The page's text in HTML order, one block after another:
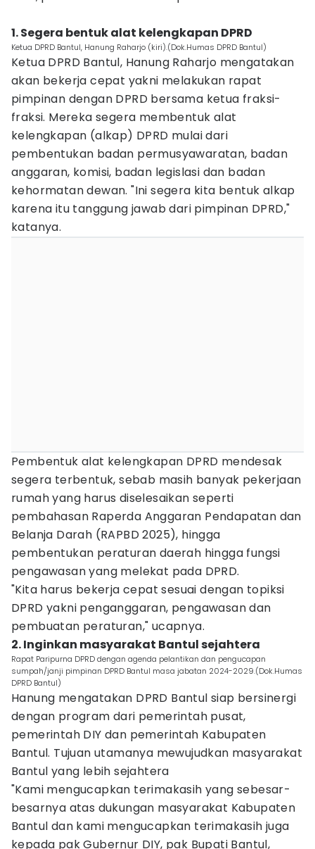
1. Segera bentuk alat kelengkapan DPRD
Ketua DPRD Bantul, Hanung Raharjo (kiri).(Dok.Humas DPRD Bantul)
Ketua DPRD Bantul, Hanung Raharjo mengatakan
akan bekerja cepat yakni melakukan rapat
pimpinan dengan DPRD bersama ketua fraksi-
fraksi. Mereka segera membentuk alat
kelengkapan (alkap) DPRD mulai dari
pembentukan badan permusyawaratan, badan
anggaran, komisi, badan legislasi dan badan
kehormatan dewan. "Ini segera kita bentuk alkap
karena itu tanggung jawab dari pimpinan DPRD,"
katanya.
Pembentuk alat kelengkapan DPRD mendesak
segera terbentuk, sebab masih banyak pekerjaan
rumah yang harus diselesaikan seperti
pembahasan Raperda Anggaran Pendapatan dan
Belanja Darah (RAPBD 2025), hingga
pembentukan peraturan daerah hingga fungsi
pengawasan yang melekat pada DPRD.
"Kita harus bekerja cepat sesuai dengan topiksi
DPRD yakni penganggaran, pengawasan dan
pembuatan peraturan," ucapnya.
2. Inginkan masyarakat Bantul sejahtera
Rapat Paripurna DPRD dengan agenda pelantikan dan pengucapan
sumpah/janji pimpinan DPRD Bantul masa jabatan 2024-2029.(Dok.Humas
DPRD Bantul)
Hanung mengatakan DPRD Bantul siap bersinergi
dengan program dari pemerintah pusat,
pemerintah DIY dan pemerintah Kabupaten
Bantul. Tujuan utamanya mewujudkan masyarakat
Bantul yang lebih sejahtera
"Kami mengucapkan terimakasih yang sebesar-
besarnya atas dukungan masyarakat Kabupaten
Bantul dan kami mengucapkan terimakasih juga
kepada pak Gubernur DIY, pak Bupati Bantul,